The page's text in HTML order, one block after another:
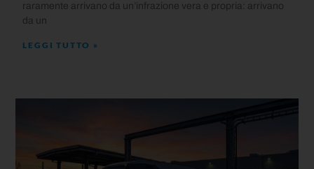
raramente arrivano da un’infrazione vera e propria: arrivano
da un
LEGGI TUTTO »